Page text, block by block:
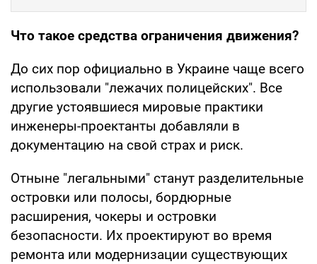
Что такое средства ограничения движения?
До сих пор официально в Украине чаще всего
использовали "лежачих полицейских". Все
другие устоявшиеся мировые практики
инженеры-проектанты добавляли в
документацию на свой страх и риск.
Отныне "легальными" станут разделительные
островки или полосы, бордюрные
расширения, чокеры и островки
безопасности. Их проектируют во время
ремонта или модернизации существующих